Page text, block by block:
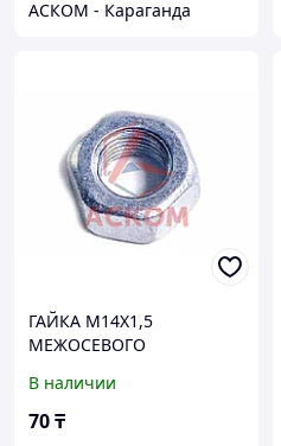
АСКОМ - Караганда
ГАЙКА М14Х1,5
МЕЖОСЕВОГО
В наличии
70₸